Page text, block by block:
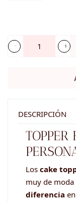
Topper
cantidad
DESCRIPCIÓN
TOPPER
Los cake
muy de
diferencia